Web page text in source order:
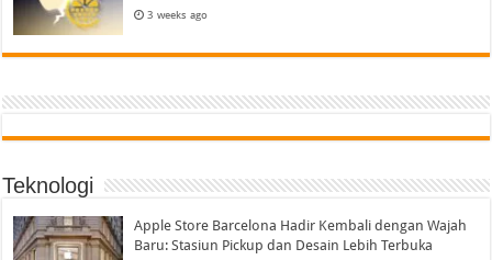
3 weeks ago
Teknologi
Apple Store Barcelona Hadir Kembali dengan Wajah
Baru: Stasiun Pickup dan Desain Lebih Terbuka